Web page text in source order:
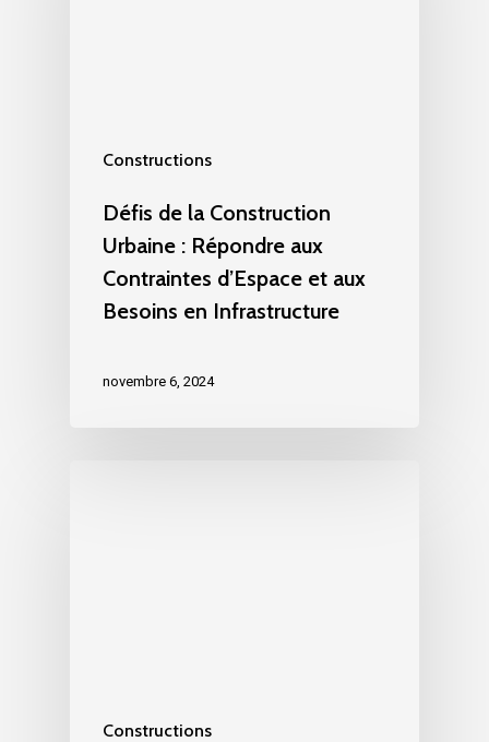
Constructions
Défis de la Construction
Urbaine : Répondre aux
Contraintes d’Espace et aux
Besoins en Infrastructure
novembre 6, 2024
Constructions